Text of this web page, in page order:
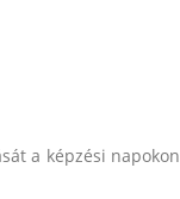
a képzési napokon